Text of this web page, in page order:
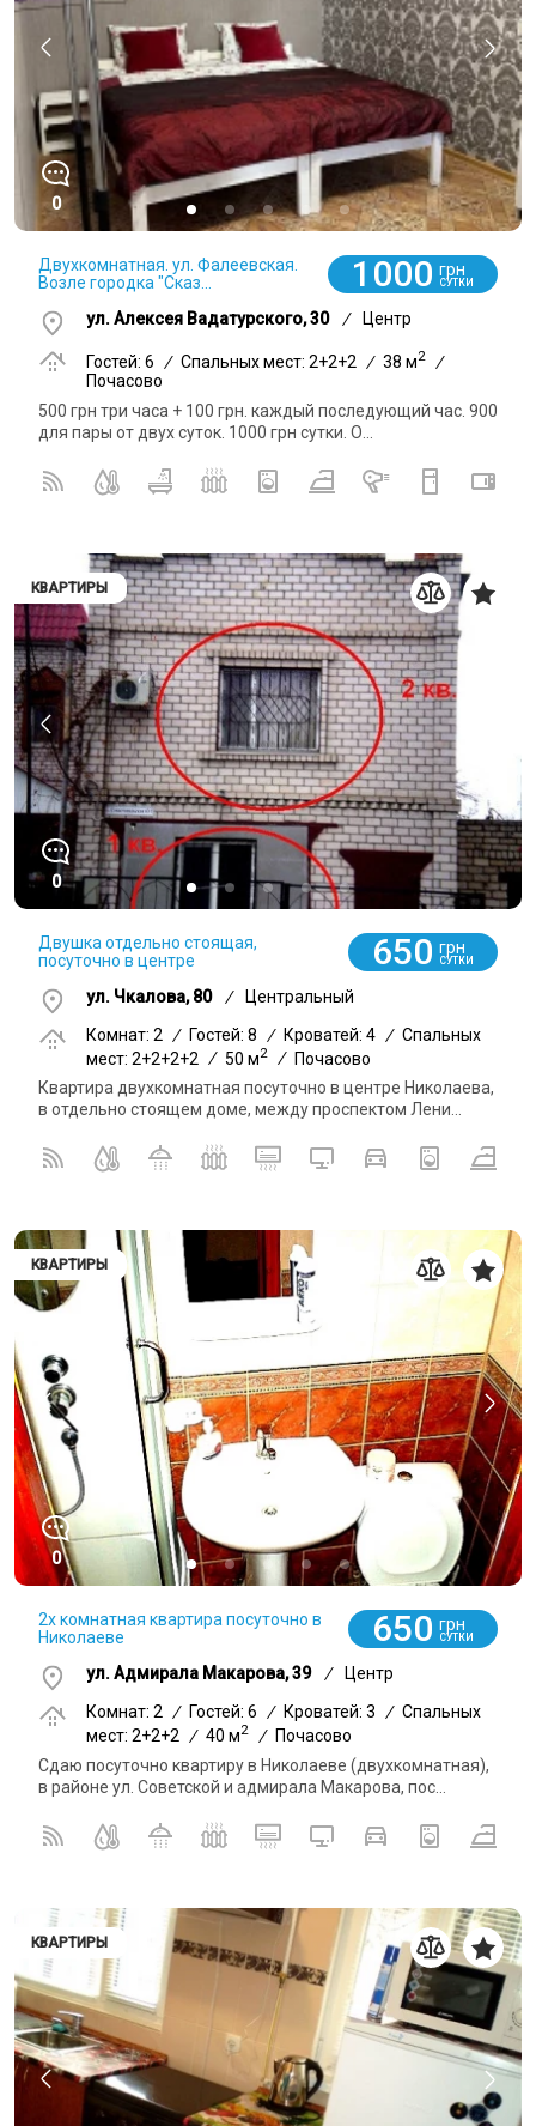
0
Двухкомнатная. ул. Фалеевская.
Возле городка "Сказ...
1000 грн
СУТКИ
ул. Алексея Вадатурского, 30 / Центр
Гостей: 6 / Спальных мест: 2+2+2 / 38 м2
/
Почасово
500 грн три часа + 100 грн. каждый последующий час. 900
для пары от двух суток. 1000 грн сутки. О...
КВАРТИРЫ
0
Двушка отдельно стоящая,
посуточно в центре
650 грн
СУТКИ
ул. Чкалова, 80 /
Центральный
Комнат: 2
/ Гостей: 8 / Кроватей: 4 / Спальных
мест: 2+2+2+2 / 50 м2 / Почасово
Квартира двухкомнатная посуточно в центре Николаева,
в отдельно стоящем доме, между проспектом Лени...
КВАРТИРЫ
0
2х комнатная квартира посуточно в
Николаеве
650 грн
СУТКИ
ул. Адмирала Макарова, 39 /
Центр
Комнат: 2
/ Гостей: 6 / Кроватей: 3 / Спальных
мест: 2+2+2
/ 40 м2 /
Почасово
Сдаю посуточно квартиру в Николаеве (двухкомнатная),
в районе ул. Советской и адмирала Макарова, пос...
КВАРТИРЫ